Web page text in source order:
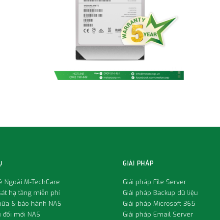
Ngoài M-TechCare
hạ tầng miễn phí
& bảo hành NAS
đổi mới NAS
GIẢI PHÁP
Giải pháp File Server
Giải pháp Backup dữ liệu
Giải pháp Microsoft 365
Giải pháp Email Server